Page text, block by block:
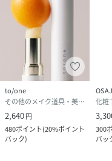
to/one
その他のメイク道具・美容器具
2,640円
480ポイント(20%ポイント
バック)
化粧
300
バッ